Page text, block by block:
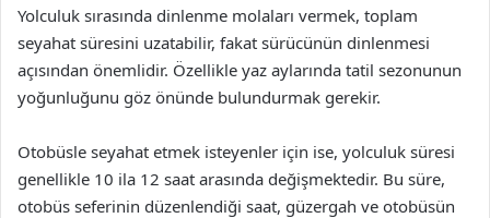
Yolculuk sırasında dinlenme molaları vermek, toplam
seyahat süresini uzatabilir, fakat sürücünün dinlenmesi
açısından önemlidir. Özellikle yaz aylarında tatil sezonunun
yoğunluğunu göz önünde bulundurmak gerekir.
Otobüsle seyahat etmek isteyenler için ise, yolculuk süresi
genellikle 10 ila 12 saat arasında değişmektedir. Bu süre,
otobüs seferinin düzenlendiği saat, güzergah ve otobüsün